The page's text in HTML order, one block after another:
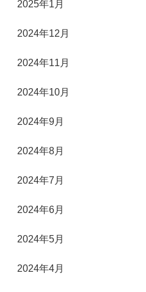
2025年1月
2024年12月
2024年11月
2024年10月
2024年9月
2024年8月
2024年7月
2024年6月
2024年5月
2024年4月